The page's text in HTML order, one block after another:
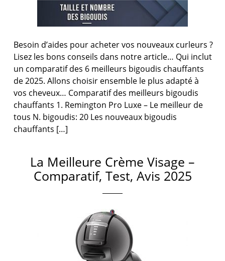
Besoin d’aides pour acheter vos nouveaux curleurs ?
Lisez les bons conseils dans notre article… Qui inclut
un comparatif des 6 meilleurs bigoudis chauffants
de 2025. Allons choisir ensemble le plus adapté à
vos cheveux… Comparatif des meilleurs bigoudis
chauffants 1. Remington Pro Luxe – Le meilleur de
tous N. bigoudis: 20 Les nouveaux bigoudis
chauffants […]
La Meilleure Crème Visage –
Comparatif, Test, Avis 2025